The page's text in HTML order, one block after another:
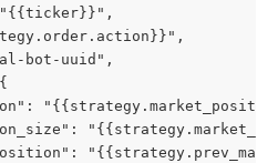
bot-uuid",